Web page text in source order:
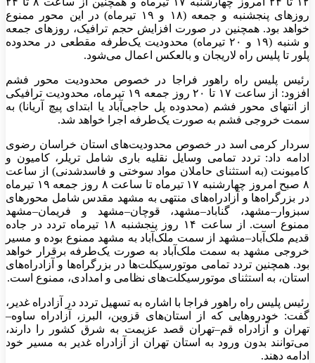
روز‌های پنجشنبه و جمعه (۱۸ و ۱۹ تیرماه) در این محور ممنوع
خواهد بود. همچنین در صورت افزایش حجم ترافیک، روز‌های جمعه
و شنبه (۱۹ و ۲۰ تیرماه) محدودیت یک‌طرفه مقطعی در محدوده
پلور تا پلیس راه لاریجان و بالعکس اعمال می‌شود.
رئیس پلیس راه راهور فراجا در خصوص محدودیت محور فشم
افزود: از ساعت ۱۷ تا ۲۰ روز جمعه ۱۹ تیرماه، محدودیت ترافیکی
از انتهای محور فشم (محدوده پل حاجی‌آباد یا ابتدای پیچ آریانا) به
سمت خروجی فشم به صورت یک‌طرفه اجرا خواهد شد.
سردار کرمی اسد در خصوص محدودیت‌های استان خراسان رضوی
ادامه داد: تردد تمامی وسایل نقلیه باری شامل تریلر، کامیون و
کامیونت (به استثنای حاملان مواد سوختی و فاسدشدنی) از ساعت
۸ صبح امروز چهارشنبه ۱۷ تیرماه تا ساعت ۸ روز جمعه ۱۹ تیرماه
در بزرگراه‌ها و آزادراه‌های منتهی به مشهد مقدس شامل محور‌های
سبزوار–مشهد، گناباد–مشهد، قوچان–مشهد و فریمان–مشهد
ممنوع است. از ساعت ۱۴ روز پنجشنبه ۱۸ تیرماه تردد در جاده
قدیم ملک‌آباد–مشهد از سمت ملک‌آباد به مشهد ممنوع بوده و مسیر
خروجی مشهد به سمت ملک‌آباد به صورت یک‌طرفه برقرار خواهد
بود. همچنین تردد تمامی موتورسیکلت‌ها در بزرگراه‌ها و آزادراه‌های
استان، به استثنای موتورسیکلت‌های نظامی و امدادی، ممنوع است.
رئیس پلیس راه راهور فراجا با اشاره به تسهیل تردد در آزادراه غدیر،
گفت: خودرو‌هایی که از استان‌های قزوین، البرز، آزادراه ساوه–
تهران و آزادراه قم–تهران قصد عزیمت به شرق کشور را دارند،
می‌توانند بدون ورود به استان تهران از آزادراه غدیر به مسیر خود
ادامه دهند.